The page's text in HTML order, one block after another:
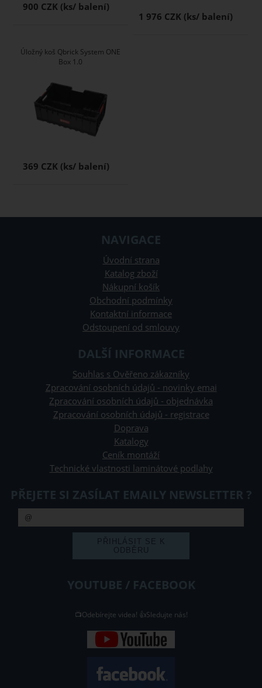
900 CZK
1 976 CZK
Úložný koš Qbrick System ONE
Box 1.0
369 CZK
NAVIGACE
Úvodní strana
Katalog zboží
Nákupní košík
Obchodní podmínky
Kontaktní informace
Odstoupení od smlouvy
DALŠÍ INFORMACE
Souhlas s Ověřeno zákazníky
Zpracování osobních údajů - novinky emai
Zpracování osobních údajů - objednávka
Zpracování osobních údajů - registrace
Doprava
Katalogy
Ceník montáží
Technické vlastnosti laminátové podlahy
PŘEJETE SI ZASÍLAT EMAILY NEWSLETTER ?
YOUTUBE / FACEBOOK
📺Odebírejte videa! 👍Sledujte nás!